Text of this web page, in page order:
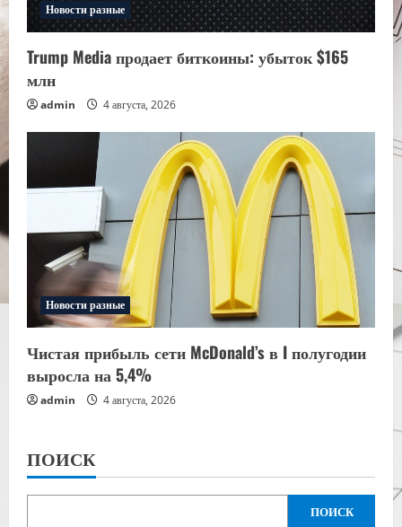
Новости разные
Trump Media продает биткоины: убыток $165
млн
admin 4 августа, 2026
Новости разные
Чистая прибыль сети McDonald’s в I полугодии
выросла на 5,4%
admin 4 августа, 2026
ПОИСК
ПОИСК